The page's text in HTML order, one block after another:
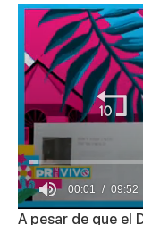
0
00:01 09:52
A pesar de que el